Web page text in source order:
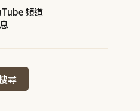
頻道
尋